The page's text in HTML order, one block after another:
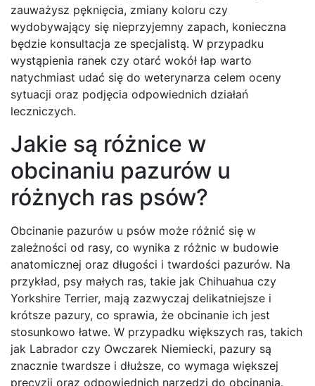
zauważysz pęknięcia, zmiany koloru czy
wydobywający się nieprzyjemny zapach, konieczna
będzie konsultacja ze specjalistą. W przypadku
wystąpienia ranek czy otarć wokół łap warto
natychmiast udać się do weterynarza celem oceny
sytuacji oraz podjęcia odpowiednich działań
leczniczych.
Jakie są różnice w
obcinaniu pazurów u
różnych ras psów?
Obcinanie pazurów u psów może różnić się w
zależności od rasy, co wynika z różnic w budowie
anatomicznej oraz długości i twardości pazurów. Na
przykład, psy małych ras, takie jak Chihuahua czy
Yorkshire Terrier, mają zazwyczaj delikatniejsze i
krótsze pazury, co sprawia, że obcinanie ich jest
stosunkowo łatwe. W przypadku większych ras, takich
jak Labrador czy Owczarek Niemiecki, pazury są
znacznie twardsze i dłuższe, co wymaga większej
precyzji oraz odpowiednich narzędzi do obcinania.